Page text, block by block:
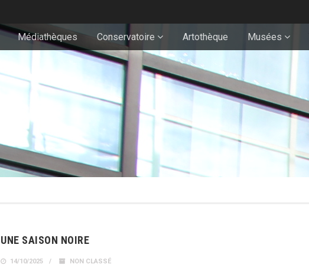
Médiathèques Conservatoire Artothèque Musées
UNE SAISON NOIRE
14/10/2025 NON CLASSÉ